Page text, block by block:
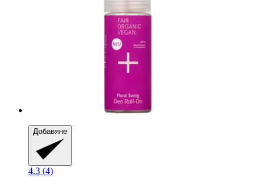
Добавяне
4.3 (4)